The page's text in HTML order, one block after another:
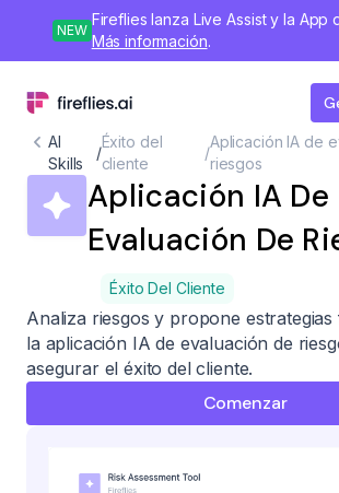
NEW
Fireflies lanza Live Assist y la App
Más información.
AI
Skills
/
Éxito del
cliente
/
Aplicación IA de
riesgos
Aplicación IA De
Evaluación De
Éxito Del Cliente
Analiza riesgos y propone
la aplicación IA de evaluación de
asegurar el éxito del cliente.
Comenzar